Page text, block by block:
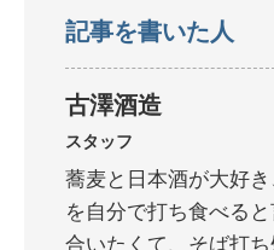
記事を書いた人
古澤酒造
スタッフ
蕎麦と日本酒が大好
を自分で打ち食べる
合いたくて、そば打